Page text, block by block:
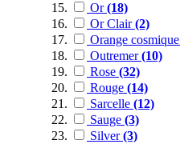
Or(18)
Or Clair(2)
Orange cosmique
Outremer(10)
Rose (32)
Rouge (14)
Sarcelle (12)
Sauge (3)
Silver(3)